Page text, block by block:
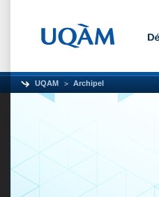
UQAM Archipel